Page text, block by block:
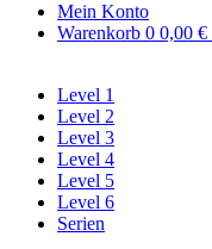
Mein Konto
Warenkorb 0 0,00 €
Level 1
Level 2
Level 3
Level 4
Level 5
Level 6
Serien